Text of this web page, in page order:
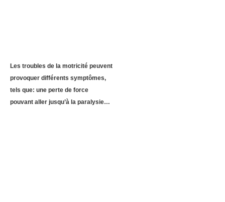
Les troubles de la motricité peuvent
provoquer différents symptômes,
tels que: une perte de force
pouvant aller jusqu’à la paralysie…